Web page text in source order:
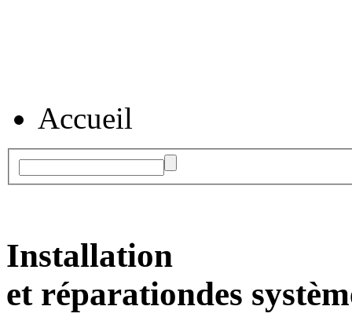
Accueil
Installation
et réparationdes